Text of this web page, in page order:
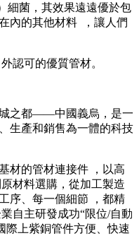
菌，其效果遠遠優於包
在內的其他材料  ，讓人們
認可的優質管材。
都——中國義烏 ，是一
、生產和銷售為一體的科技
的管材連接件  ，以高
材料選購，從加工製造
、每一個細節 ，都精
。企業自主研發成功“限位/自動
際上紫銅管件方便、快速